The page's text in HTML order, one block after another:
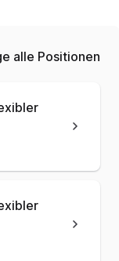
alle Positionen